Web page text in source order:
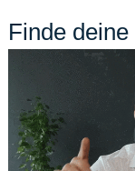
Finde